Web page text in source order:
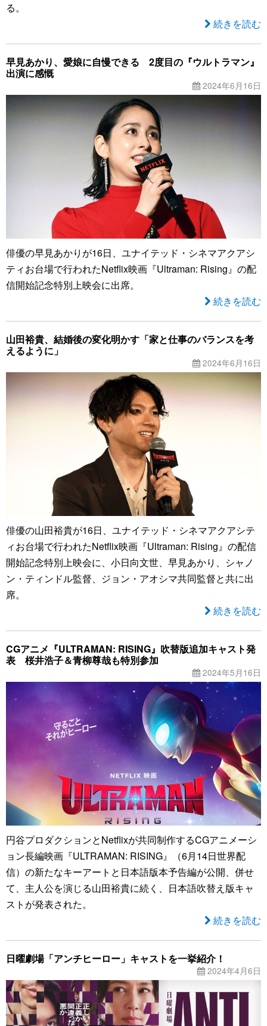
る。
続きを読む
早見あかり、愛娘に自慢できる 2度目の『ウルトラマン』
出演に感慨
2024年6月16日
俳優の早見あかりが16日、ユナイテッド・シネマアクアシ
ティお台場で行われたNetflix映画『Ultraman: Rising』の配
信開始記念特別上映会に出席。
続きを読む
山田裕貴、結婚後の変化明かす「家と仕事のバランスを考
えるように」
2024年6月16日
俳優の山田裕貴が16日、ユナイテッド・シネマアクアシテ
ィお台場で行われたNetflix映画『Ultraman: Rising』の配信
開始記念特別上映会に、小日向文世、早見あかり、シャノ
ン・ティンドル監督、ジョン・アオシマ共同監督と共に出
席。
続きを読む
CGアニメ『ULTRAMAN: RISING』吹替版追加キャスト発
表 桜井浩子＆青柳尊哉も特別参加
2024年5月16日
円谷プロダクションとNetflixが共同制作するCGアニメーシ
ョン長編映画『ULTRAMAN: RISING』（6月14日世界配
信）の新たなキーアートと日本語版本予告編が公開、併せ
て、主人公を演じる山田裕貴に続く、日本語吹替え版キャ
ストが発表された。
続きを読む
日曜劇場「アンチヒーロー」キャストを一挙紹介！
2024年4月6日